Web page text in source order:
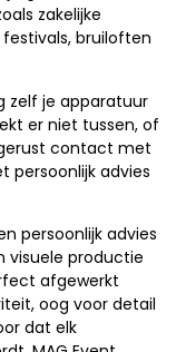
zakelijke
bruiloften
zelf je apparatuur
er niet tussen, of
contact met
persoonlijk advies
persoonlijk advies
visuele productie
afgewerkt
oog voor detail
dat elk